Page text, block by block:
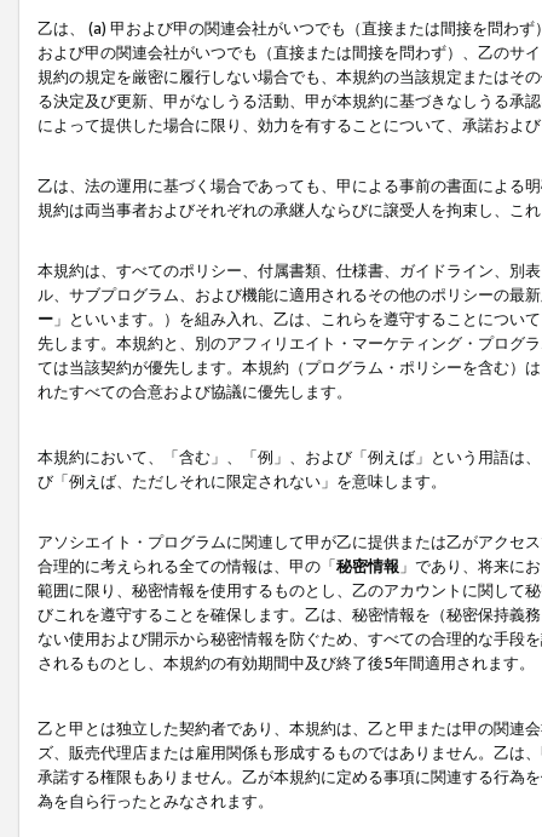
乙は、 (a) 甲および甲の関連会社がいつでも（直接または間接を問わ
および甲の関連会社がいつでも（直接または間接を問わず）、乙のサ
規約の規定を厳密に履行しない場合でも、本規約の当該規定またはそ
る決定及び更新、甲がなしうる活動、甲が本規約に基づきなしうる承
によって提供した場合に限り、効力を有することについて、承諾およ
乙は、法の運用に基づく場合であっても、甲による事前の書面による
規約は両当事者およびそれぞれの承継人ならびに譲受人を拘束し、こ
本規約は、すべてのポリシー、付属書類、仕様書、ガイドライン、別
ル、サブプログラム、および機能に適用されるその他のポリシーの最
ー 」といいます。）を組み入れ、乙は、これらを遵守することにつ
先します。本規約と、別のアフィリエイト・マーケティング・プログ
ては当該契約が優先します。本規約（プログラム・ポリシーを含む）
れたすべての合意および協議に優先します。
本規約において、「含む」、「例」、および「例えば」という用語は
び「例えば、ただしそれに限定されない」を意味します。
アソシエイト・プログラムに関連して甲が乙に提供または乙がアクセ
合理的に考えられる全ての情報は、甲の「秘密情報 」であり、将来に
範囲に限り、秘密情報を使用するものとし、乙のアカウントに関して
びこれを遵守することを確保します。乙は、秘密情報を（秘密保持義
ない使用および開示から秘密情報を防ぐため、すべての合理的な手段
されるものとし、本規約の有効期間中及び終了後5年間適用されます。
乙と甲とは独立した契約者であり、本規約は、乙と甲または甲の関連
ズ、販売代理店または雇用関係も形成するものではありません。乙は
承諾する権限もありません。乙が本規約に定める事項に関連する行為
為を自ら行ったとみなされます。